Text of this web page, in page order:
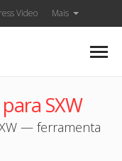
Video Mais
SXW
— ferramenta